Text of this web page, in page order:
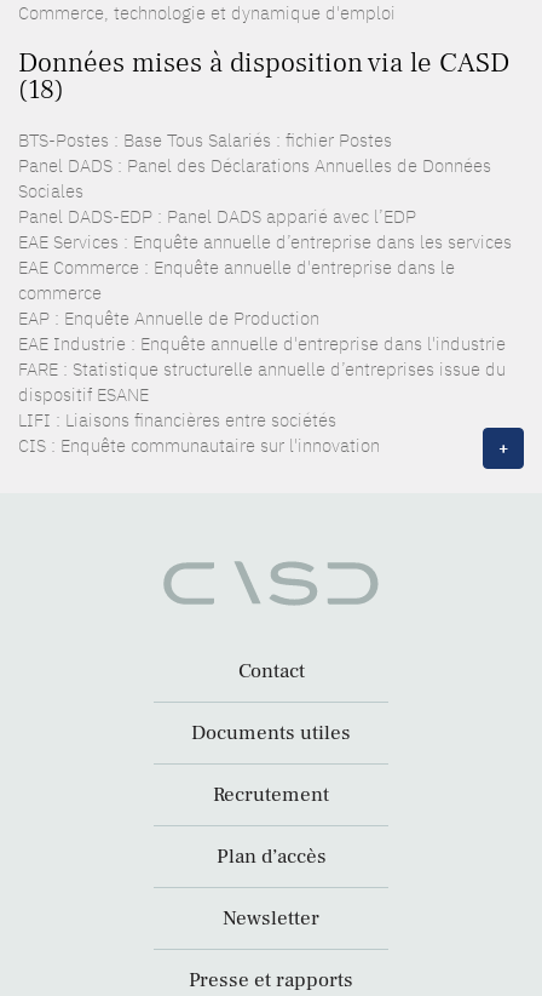
Commerce, technologie et dynamique d'emploi
Données mises à disposition via le CASD
(18)
BTS-Postes : Base Tous Salariés : fichier Postes
Panel DADS : Panel des Déclarations Annuelles de Données
Sociales
Panel DADS-EDP : Panel DADS apparié avec l’EDP
EAE Services : Enquête annuelle d’entreprise dans les services
EAE Commerce : Enquête annuelle d'entreprise dans le
commerce
EAP : Enquête Annuelle de Production
EAE Industrie : Enquête annuelle d'entreprise dans l'industrie
FARE : Statistique structurelle annuelle d’entreprises issue du
dispositif ESANE
LIFI : Liaisons financières entre sociétés
CIS : Enquête communautaire sur l'innovation
+
Contact
Documents utiles
Recrutement
Plan d’accès
Newsletter
Presse et rapports